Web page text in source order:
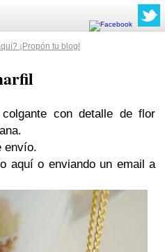
¡Propón tu blog!
con detalle de flor
envío.
aquí o enviando un email a